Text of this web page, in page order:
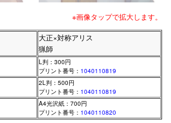
※画像タップで拡大します。
大正×対称アリス
猟師
L判：300円
プリント番号： 1040110819
2L判：500円
プリント番号： 1040110819
A4光沢紙：700円
プリント番号： 1040110820